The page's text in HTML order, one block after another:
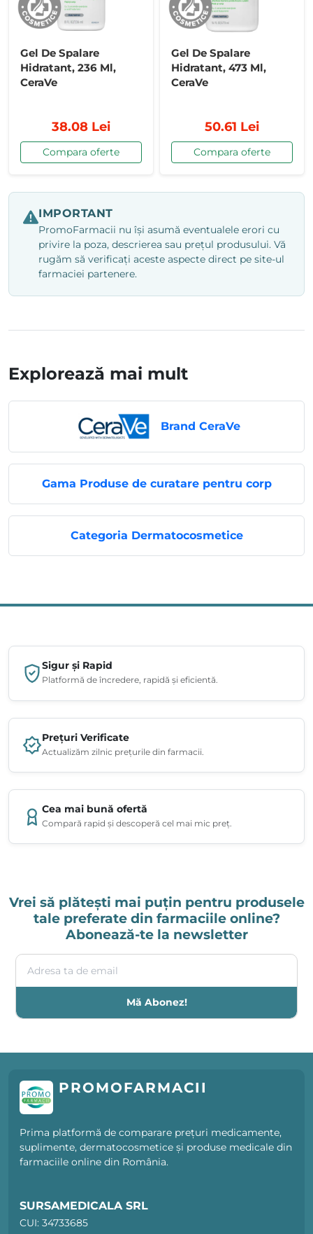
Gel De Spalare
Hidratant, 236 Ml,
CeraVe
38.08 Lei
Compara oferte
Gel De Spalare
Hidratant, 473 Ml,
CeraVe
50.61 Lei
Compara oferte
IMPORTANT
PromoFarmacii nu își asumă eventualele erori cu
privire la poza, descrierea sau prețul produsului. Vă
rugăm să verificați aceste aspecte direct pe site-ul
farmaciei partenere.
Explorează mai mult
Brand CeraVe
Gama Produse de curatare pentru corp
Categoria Dermatocosmetice
Sigur și Rapid
Platformă de încredere, rapidă și eficientă.
Prețuri Verificate
Actualizăm zilnic prețurile din farmacii.
Cea mai bună ofertă
Compară rapid și descoperă cel mai mic preț.
Vrei să plătești mai puțin pentru produsele
tale preferate din farmaciile online?
Abonează-te la newsletter
Adresa ta de email
Mă Abonez!
PROMOFARMACII
Prima platformă de comparare prețuri medicamente,
suplimente, dermatocosmetice și produse medicale din
farmaciile online din România.
SURSAMEDICALA SRL
CUI: 34733685